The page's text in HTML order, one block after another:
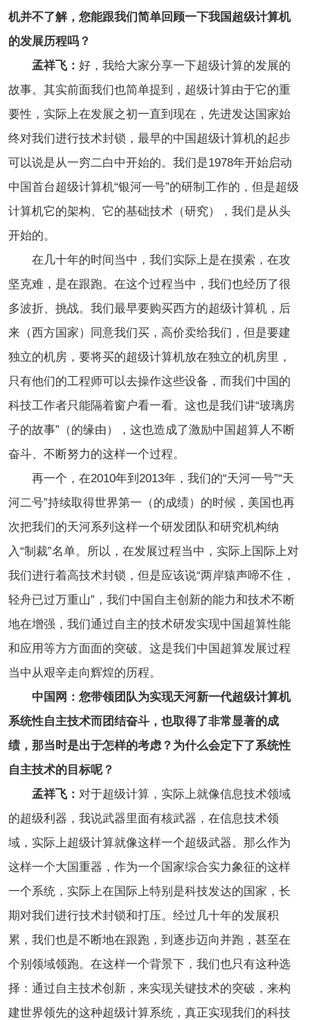
机并不了解，您能跟我们简单回顾一下我国超级计算机
的发展历程吗？
孟祥飞： 好，我给大家分享一下超级计算的发展的
故事。其实前面我们也简单提到，超级计算由于它的重
要性，实际上在发展之初一直到现在，先进发达国家始
终对我们进行技术封锁，最早的中国超级计算机的起步
可以说是从一穷二白中开始的。我们是1978年开始启动
中国首台超级计算机“银河一号”的研制工作的，但是超级
计算机它的架构、它的基础技术（研究），我们是从头
开始的。
在几十年的时间当中，我们实际上是在摸索，在攻
坚克难，是在跟跑。在这个过程当中，我们也经历了很
多波折、挑战。我们最早要购买西方的超级计算机，后
来（西方国家）同意我们买，高价卖给我们，但是要建
独立的机房，要将买的超级计算机放在独立的机房里，
只有他们的工程师可以去操作这些设备，而我们中国的
科技工作者只能隔着窗户看一看。这也是我们讲“玻璃房
子的故事”（的缘由），这也造成了激励中国超算人不断
奋斗、不断努力的这样一个过程。
再一个，在2010年到2013年，我们的“天河一号”“天
河二号”持续取得世界第一（的成绩）的时候，美国也再
次把我们的天河系列这样一个研发团队和研究机构纳
入“制裁”名单。所以，在发展过程当中，实际上国际上对
我们进行着高技术封锁，但是应该说“两岸猿声啼不住，
轻舟已过万重山”，我们中国自主创新的能力和技术不断
地在增强，我们通过自主的技术研发实现中国超算性能
和应用等方方面面的突破。这是我们中国超算发展过程
当中从艰辛走向辉煌的历程。
中国网：您带领团队为实现天河新一代超级计算机
系统性自主技术而团结奋斗，也取得了非常显著的成
绩，那当时是出于怎样的考虑？为什么会定下了系统性
自主技术的目标呢？
孟祥飞： 对于超级计算，实际上就像信息技术领域
的超级利器，我说武器里面有核武器，在信息技术领
域，实际上超级计算就像这样一个超级武器。那么作为
这样一个大国重器，作为一个国家综合实力象征的这样
一个系统，实际上在国际上特别是科技发达的国家，长
期对我们进行技术封锁和打压。经过几十年的发展积
累，我们也是不断地在跟跑，到逐步迈向并跑，甚至在
个别领域领跑。在这样一个背景下，我们也只有这种选
择：通过自主技术创新，来实现关键技术的突破，来构
建世界领先的这种超级计算系统，真正实现我们的科技